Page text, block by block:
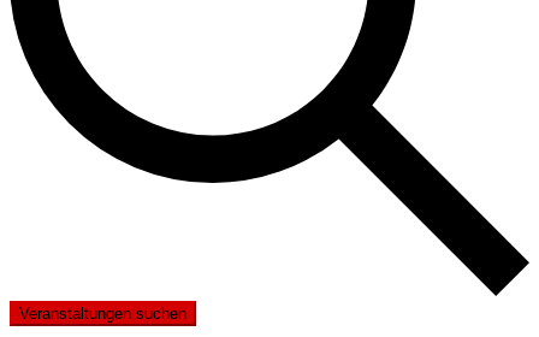
Veranstaltungen suchen